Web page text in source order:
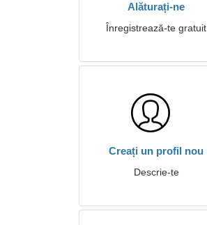
Alăturați-ne
Înregistrează-te gratuit
Creați un profil nou
Descrie-te